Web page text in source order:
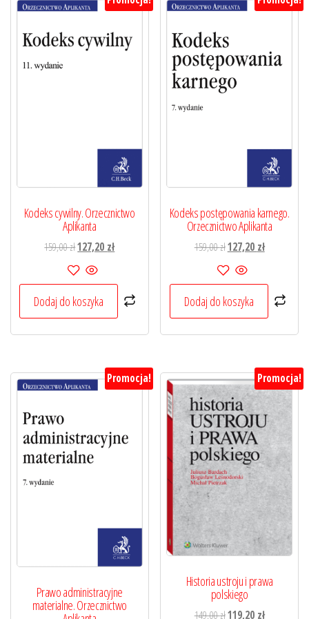
Kodeks cywilny. Orzecznictwo
Aplikanta
159,00złPierwotna
cena
wynosiła:
159,00 zł.
127,20 złAktualna
127,20 zł.
Dodaj do koszyka
Kodeks postępowania karnego.
Orzecznictwo Aplikanta
159,00złPierwotna
cena
wynosiła:
159,00 zł.
127,20 złAktualna
127,20 zł.
Dodaj do koszyka
Promocja!
Prawo administracyjne
materialne. Orzecznictwo
Promocja!
Historia ustroju i prawa
polskiego
149,00złPierwotna
119,20 złAktualna